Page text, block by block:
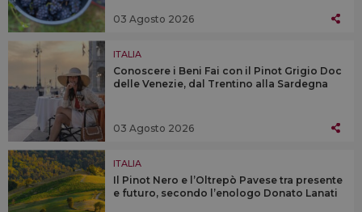
03 Agosto 2026
ITALIA
Conoscere i Beni Fai con il Pinot Grigio Doc
delle Venezie, dal Trentino alla Sardegna
03 Agosto 2026
ITALIA
Il Pinot Nero e l’Oltrepò Pavese tra presente
e futuro, secondo l’enologo Donato Lanati